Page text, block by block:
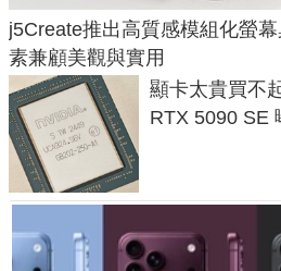
j5Create推出高質感模組化螢
素兼顧美觀與實用
顯卡太貴買不
RTX 5090 SE